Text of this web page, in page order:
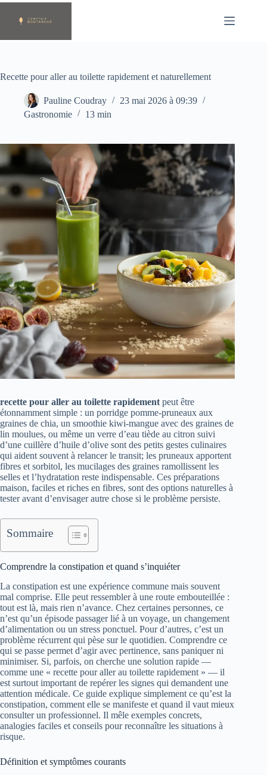
Passer
contenu
Recette pour aller au toilette rapidement et naturellement
Pauline Coudray
23 mai 2026 à 09:39
Gastronomie
13 min
recette pour aller au toilette rapidement peut être
étonnamment simple : un porridge pomme‑pruneaux aux
graines de chia, un smoothie kiwi‑mangue avec des graines de
lin moulues, ou même un verre d’eau tiède au citron suivi
d’une cuillère d’huile d’olive sont des petits gestes culinaires
qui aident souvent à relancer le transit; les pruneaux apportent
fibres et sorbitol, les mucilages des graines ramollissent les
selles et l’hydratation reste indispensable. Ces préparations
maison, faciles et riches en fibres, sont des options naturelles à
tester avant d’envisager autre chose si le problème persiste.
Sommaire
Comprendre la constipation et quand s’inquiéter
La constipation est une expérience commune mais souvent
mal comprise. Elle peut ressembler à une route embouteillée :
tout est là, mais rien n’avance. Chez certaines personnes, ce
n’est qu’un épisode passager lié à un voyage, un changement
d’alimentation ou un stress ponctuel. Pour d’autres, c’est un
problème récurrent qui pèse sur le quotidien. Comprendre ce
qui se passe permet d’agir avec pertinence, sans paniquer ni
minimiser. Si, parfois, on cherche une solution rapide —
comme une « recette pour aller au toilette rapidement » — il
est surtout important de repérer les signes qui demandent une
attention médicale. Ce guide explique simplement ce qu’est la
constipation, comment elle se manifeste et quand il vaut mieux
consulter un professionnel. Il mêle exemples concrets,
analogies faciles et conseils pour reconnaître les situations à
risque.
Définition et symptômes courants